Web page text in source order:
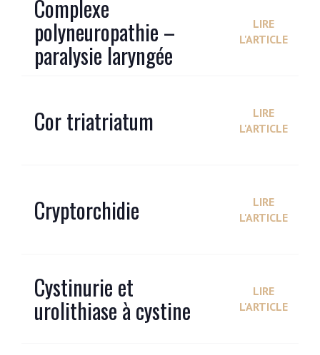
Complexe
polyneuropathie –
paralysie laryngée
LIRE
L'ARTICLE
Cor triatriatum
LIRE
L'ARTICLE
Cryptorchidie
LIRE
L'ARTICLE
Cystinurie et
urolithiase à cystine
LIRE
L'ARTICLE